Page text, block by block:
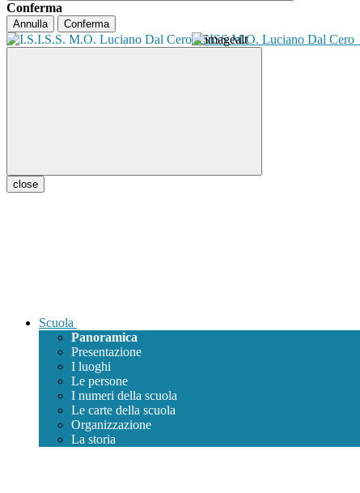
Conferma
Annulla Conferma
ISISS M.O. Luciano Dal Cero
close
Scuola
Panoramica
Presentazione
I luoghi
Le persone
I numeri della scuola
Le carte della scuola
Organizzazione
La storia